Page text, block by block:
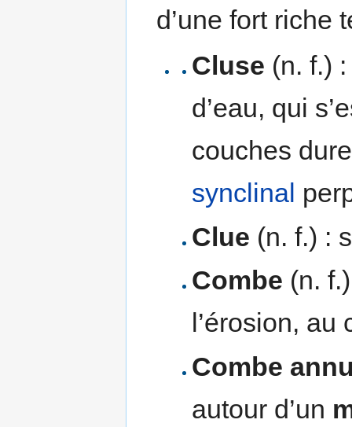
d’une fort riche
Cluse (n. f.)
d’eau, qui
couches
synclinal
Clue (n. f.) :
Combe (n.
l’érosion,
Combe
autour d’un